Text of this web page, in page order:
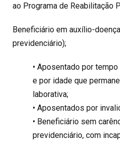
ao Programa de Reabilitação
Beneficiário em auxílio-
previdenciário);
• Aposentado por
e por idade que
laborativa;
• Aposentados por
• Beneficiário sem
previdenciário, com